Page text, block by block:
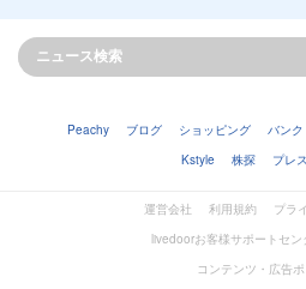
Peachy ブログ ショッピング バンク
Kstyle
株探 プレ
運営会社 利用規約
プラ
livedoorお客様サポートセン
コンテンツ・広告